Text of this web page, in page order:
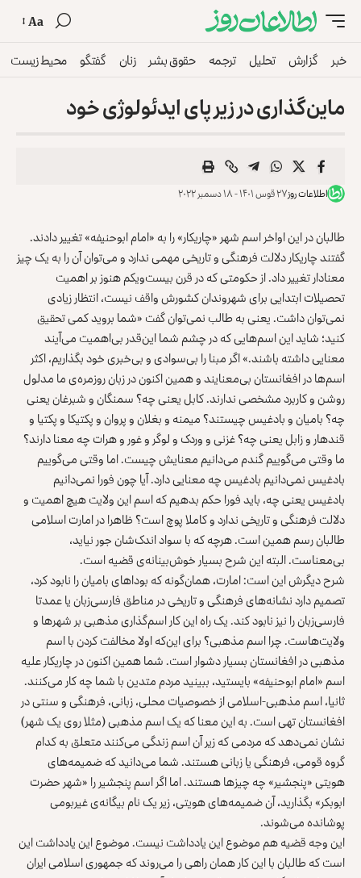
Aa
خبر گزارش تحلیل ترجمه حقوق بشر زنان گفتگو محیط زیست
ماین‌گذاری در زیر پای ایدئولوژی خود
اطلاعات روز۲۷ قوس ۱۴۰۱ - ۱۸ دسمبر ۲۰۲۲
طالبان در این اواخر اسم شهر «چاریکار» را به «امام ابوحنیفه» تغییر دادند.
گفتند چاریکار دلالت فرهنگی و تاریخی مهمی ندارد و می‌توان آن را به یک چیز
معنادار تغییر داد. از حکومتی که در قرن بیست‌ویکم هنوز بر اهمیت
تحصیلات ابتدایی برای شهروندان کشورش واقف نیست، انتظار زیادی
نمی‌توان داشت. یعنی به طالب نمی‌توان گفت «شما بروید کمی تحقیق
کنید؛ شاید این اسم‌هایی که در چشم شما این‌قدر بی‌اهمیت می‌آیند
معنایی داشته باشند.» اگر مبنا را بی‌سوادی و بی‌خبری خود بگذاریم، اکثر
اسم‌ها در افغانستان بی‌معنایند و همین اکنون در زبان روزمره‌ی ما مدلول
روشن و کاربرد مشخصی ندارند. کابل یعنی چه؟ سمنگان و شبرغان یعنی
چه؟ بامیان و بادغیس چیستند؟ میمنه و بغلان و پروان و پکتیکا و پکتیا و
قندهار و زابل یعنی چه؟ غزنی و وردک و لوگر و غور و هرات چه معنا دارند؟
ما وقتی می‌گوییم گندم می‌دانیم معنایش چیست. اما وقتی می‌گوییم
بادغیس نمی‌دانیم بادغیس چه معنایی دارد. آیا چون فورا نمی‌دانیم
بادغیس یعنی چه، باید فورا حکم بدهیم که اسم این ولایت هیچ اهمیت و
دلالت فرهنگی و تاریخی ندارد و کاملا پوچ است؟ ظاهرا در امارت اسلامی
طالبان رسم همین است. هرچه که با سواد اندک‌شان جور نیاید،
بی‌معناست. البته این شرح بسیار خوش‌بینانه‌ی قضیه است.
شرح دیگرش این است: امارت، همان‌گونه که بوداهای بامیان را نابود کرد،
تصمیم دارد نشانه‌های فرهنگی و تاریخی در مناطق فارسی‌زبان یا عمدتا
فارسی‌زبان را نیز نابود کند. یک راه این کار اسم‌گذاری مذهبی بر شهرها و
ولایت‌هاست. چرا اسم مذهبی؟ برای این‌که اولا مخالفت کردن با اسم
مذهبی در افغانستان بسیار دشوار است. شما همین اکنون در چاریکار علیه
اسم «امام ابوحنیفه» بایستید، ببینید مردم متدین با شما چه کار می‌کنند.
ثانیا، اسم مذهبی-اسلامی از خصوصیات محلی، زبانی، فرهنگی و سنتی در
افغانستان تهی است. به این معنا که یک اسم مذهبی (مثلا روی یک شهر)
نشان نمی‌دهد که مردمی که زیر آن اسم زندگی می‌کنند متعلق به کدام
گروه قومی، فرهنگی یا زبانی هستند. شما می‌دانید که ضمیمه‌های
هویتی «پنجشیر» چه چیزها هستند. اما اگر اسم پنجشیر را «شهر حضرت
ابوبکر» بگذارید، آن ضمیمه‌های هویتی، زیر یک نام بیگانه‌ی غیربومی
پوشانده می‌شوند.
این وجه قضیه هم موضوع این یادداشت نیست. موضوع این یادداشت این
است که طالبان با این کار همان راهی را می‌روند که جمهوری اسلامی ایران